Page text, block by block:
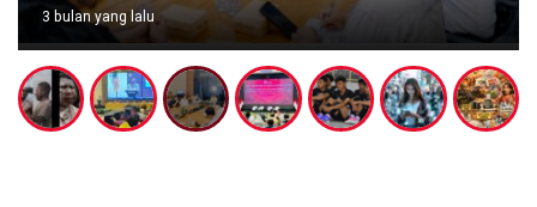
3 bulan yang lalu